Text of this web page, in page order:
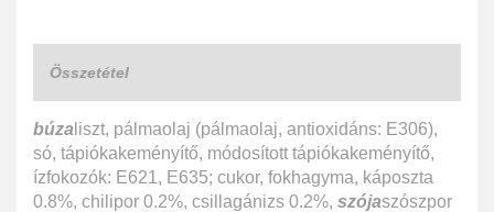
Összetétel
búza liszt, pálmaolaj (pálmaolaj, antioxidáns: E306),
só, tápiókakeményítő, módosított tápiókakeményítő,
ízfokozók: E621, E635; cukor, fokhagyma, káposzta
0.8%, chilipor 0.2%, csillagánizs 0.2%, szójaszószpor